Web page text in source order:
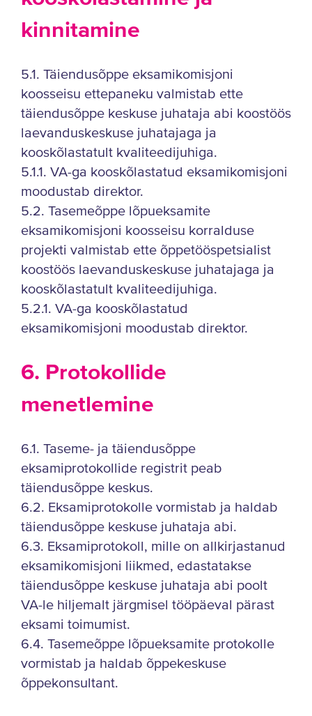
kinnitamine
5.1. Täiendusõppe eksamikomisjoni
koosseisu ettepaneku valmistab ette
täiendusõppe keskuse juhataja abi koostöös
laevanduskeskuse juhatajaga ja
kooskõlastatult kvaliteedijuhiga.
5.1.1. VA-ga kooskõlastatud eksamikomisjoni
moodustab direktor.
5.2. Tasemeõppe lõpueksamite
eksamikomisjoni koosseisu korralduse
projekti valmistab ette õppetööspetsialist
koostöös laevanduskeskuse juhatajaga ja
kooskõlastatult kvaliteedijuhiga.
5.2.1. VA-ga kooskõlastatud
eksamikomisjoni moodustab direktor.
6. Protokollide
menetlemine
6.1. Taseme- ja täiendusõppe
eksamiprotokollide registrit peab
täiendusõppe keskus.
6.2. Eksamiprotokolle vormistab ja haldab
täiendusõppe keskuse juhataja abi.
6.3. Eksamiprotokoll, mille on allkirjastanud
eksamikomisjoni liikmed, edastatakse
täiendusõppe keskuse juhataja abi poolt
VA-le hiljemalt järgmisel tööpäeval pärast
eksami toimumist.
6.4. Tasemeõppe lõpueksamite protokolle
vormistab ja haldab õppekeskuse
õppekonsultant.